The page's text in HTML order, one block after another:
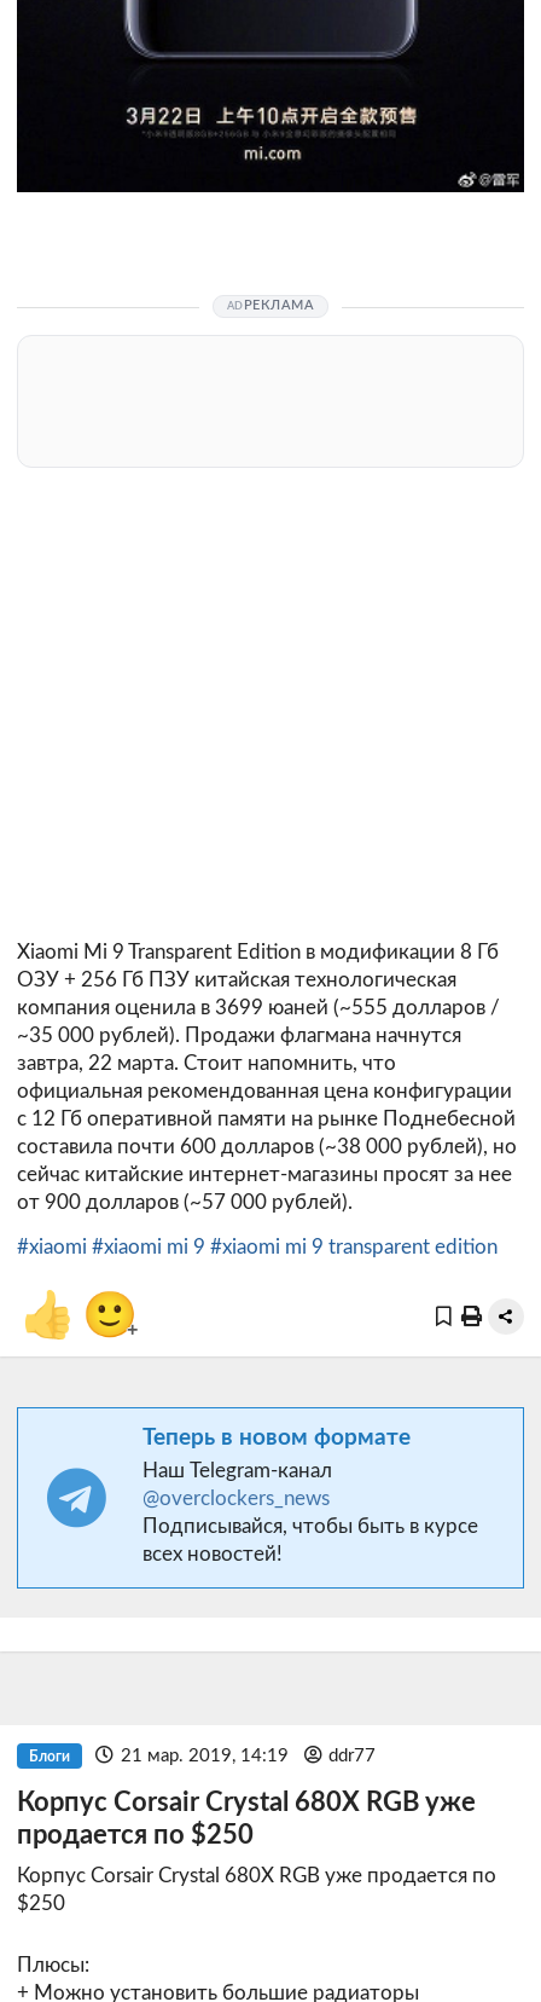
РЕКЛАМА
Xiaomi Mi 9 Transparent Edition в модификации 8 Гб
ОЗУ + 256 Гб ПЗУ китайская технологическая
компания оценила в 3699 юаней (~555 долларов /
~35 000 рублей). Продажи флагмана начнутся
завтра, 22 марта. Стоит напомнить, что
официальная рекомендованная цена конфигурации
с 12 Гб оперативной памяти на рынке Поднебесной
составила почти 600 долларов (~38 000 рублей), но
сейчас китайские интернет-магазины просят за нее
от 900 долларов (~57 000 рублей).
#xiaomi #xiaomi mi 9 #xiaomi mi 9 transparent edition
👍 🙂+
Теперь в новом формате
Наш Telegram-канал
@overclockers_news
Подписывайся, чтобы быть в курсе
всех новостей!
Блоги 21 мар. 2019, 14:19 ddr77
Корпус Corsair Crystal 680X RGB уже
продается по $250
Корпус Corsair Crystal 680X RGB уже продается по
$250
Плюсы:
+ Можно установить большие радиаторы